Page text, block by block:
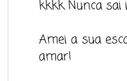
kkkk Nunca sai
Amei a sua
amar!